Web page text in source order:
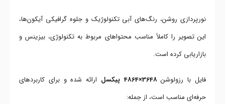
نورپردازی روشن، رنگ‌های آبی تکنولوژیک و جلوه گرافیکی آیکون‌ها،
این تصویر را کاملاً مناسب محتواهای مربوط به تکنولوژی، بیزینس و
بازاریابی کرده است.
فایل با رزولوشن3648×4864 پیکسل
ارائه شده و برای کاربردهای
حرفه‌ای مناسب است، از جمله: